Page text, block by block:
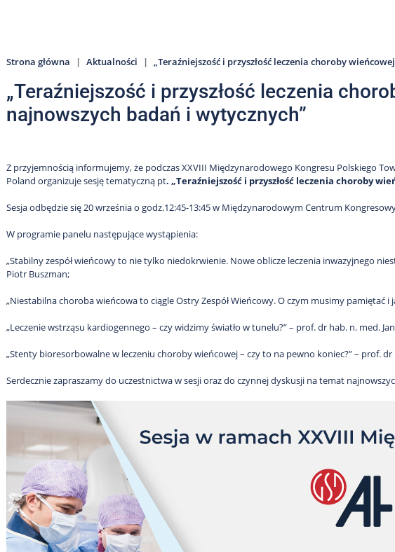
Strona główna Aktualności „Teraźniejszość i przyszłość leczenia choroby
„Teraźniejszość i przyszłość leczenia
najnowszych badań i wytycznych”
Z przyjemnością informujemy, że podczas XXVIII Międzynarodowego Kongresu Polskiego
Poland organizuje sesję tematyczną pt. „Teraźniejszość i przyszłość leczenia choroby
Sesja odbędzie się 20 września o godz.12:45-13:45 w Międzynarodowym Centrum
W programie panelu następujące wystąpienia:
„Stabilny zespół wieńcowy to nie tylko niedokrwienie. Nowe oblicze leczenia inwazyjnego
Piotr Buszman;
„Niestabilna choroba wieńcowa to ciągle Ostry Zespół Wieńcowy. O czym musimy pamiętać i
„Leczenie wstrząsu kardiogennego – czy widzimy światło w tunelu?” – prof. dr hab. n. med.
„Stenty bioresorbowalne w leczeniu choroby wieńcowej – czy to na pewno koniec?” – prof. dr
Serdecznie zapraszamy do uczestnictwa w sesji oraz do czynnej dyskusji na temat